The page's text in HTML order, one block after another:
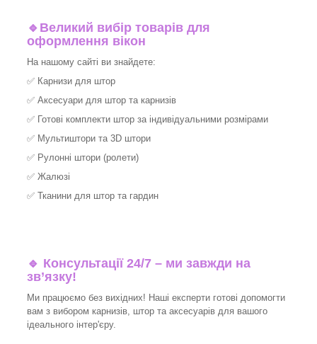
🔹 Великий вибір товарів для
оформлення вікон
На нашому сайті ви знайдете:
✅ Карнизи для штор
✅ Аксесуари для штор та карнизів
✅ Готові комплекти штор за індивідуальними розмірами
✅ Мультиштори та 3D штори
✅ Рулонні штори (ролети)
✅ Жалюзі
✅ Тканини для штор та гардин
🔹 Консультації 24/7 – ми завжди на
зв’язку!
Ми працюємо без вихідних! Наші експерти готові допомогти
вам з вибором карнизів, штор та аксесуарів для вашого
ідеального інтер'єру.​